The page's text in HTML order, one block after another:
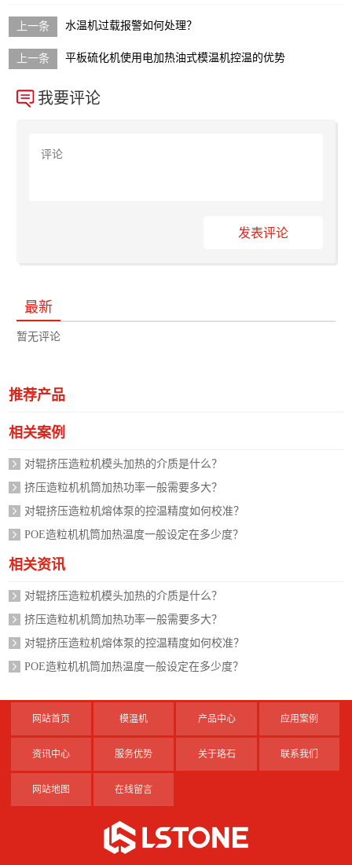
水温机过载报警如何处理？
平板硫化机使用电加热油式模温机控温的优势
我要评论
发表评论
最新
暂无评论
推荐产品
相关案例
对辊挤压造粒机模头加热的介质是什么？
挤压造粒机机筒加热功率一般需要多大？
对辊挤压造粒机熔体泵的控温精度如何校准？
POE造粒机机筒加热温度一般设定在多少度？
相关资讯
对辊挤压造粒机模头加热的介质是什么？
挤压造粒机机筒加热功率一般需要多大？
对辊挤压造粒机熔体泵的控温精度如何校准？
POE造粒机机筒加热温度一般设定在多少度？
网站首页 模温机 产品中心 应用案例
资讯中心 服务优势 关于珞石 联系我们
网站地图 在线留言